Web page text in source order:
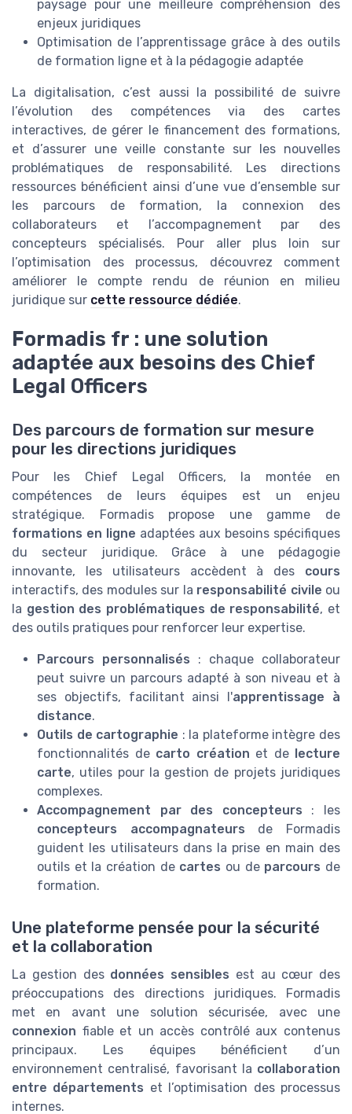
paysage pour une meilleure compréhension des
enjeux juridiques
Optimisation de l’apprentissage grâce à des outils
de formation ligne et à la pédagogie adaptée
La digitalisation, c’est aussi la possibilité de suivre
l’évolution des compétences via des cartes
interactives, de gérer le financement des formations,
et d’assurer une veille constante sur les nouvelles
problématiques de responsabilité. Les directions
ressources bénéficient ainsi d’une vue d’ensemble sur
les parcours de formation, la connexion des
collaborateurs et l’accompagnement par des
concepteurs spécialisés. Pour aller plus loin sur
l’optimisation des processus, découvrez comment
améliorer le compte rendu de réunion en milieu
juridique sur cette ressource dédiée.
Formadis fr : une solution
adaptée aux besoins des Chief
Legal Officers
Des parcours de formation sur mesure
pour les directions juridiques
Pour les Chief Legal Officers, la montée en
compétences de leurs équipes est un enjeu
stratégique. Formadis propose une gamme de
formations en ligne adaptées aux besoins spécifiques
du secteur juridique. Grâce à une pédagogie
innovante, les utilisateurs accèdent à des cours
interactifs, des modules sur la responsabilité civile ou
la gestion des problématiques de responsabilité, et
des outils pratiques pour renforcer leur expertise.
Parcours personnalisés : chaque collaborateur
peut suivre un parcours adapté à son niveau et à
ses objectifs, facilitant ainsi l'apprentissage à
distance.
Outils de cartographie : la plateforme intègre des
fonctionnalités de carto création et de
lecture
carte, utiles pour la gestion de projets juridiques
complexes.
Accompagnement par des concepteurs : les
concepteurs accompagnateurs de Formadis
guident les utilisateurs dans la prise en main des
outils et la création de cartes ou de parcours de
formation.
Une plateforme pensée pour la sécurité
et la collaboration
La gestion des données sensibles est au cœur des
préoccupations des directions juridiques. Formadis
met en avant une solution sécurisée, avec une
connexion fiable et un accès contrôlé aux contenus
principaux. Les équipes bénéficient d’un
environnement centralisé, favorisant la collaboration
entre départements et l’optimisation des processus
internes.